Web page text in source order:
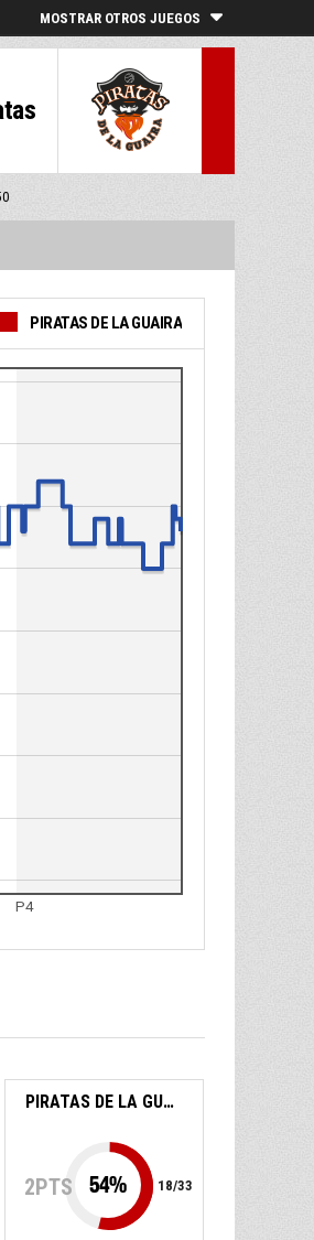
MOSTRAR OTROS JUEGOS
PIRATAS DE LA GUAIRA
P4
PIRATAS DE LA GUAIRA
2PTS 54% 18/33